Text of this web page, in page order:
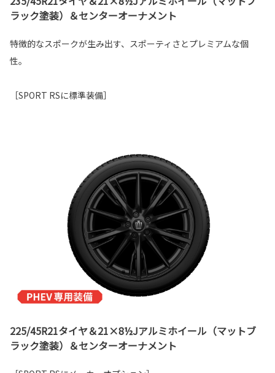
ラック塗装）＆センターオーナメント
特徴的なスポークが生み出す、スポーティさとプレミアムな個
性。
［SPORT RSに標準装備］
225/45R21タイヤ＆21×8½Jアルミホイール（マットブ
ラック塗装）＆センターオーナメント